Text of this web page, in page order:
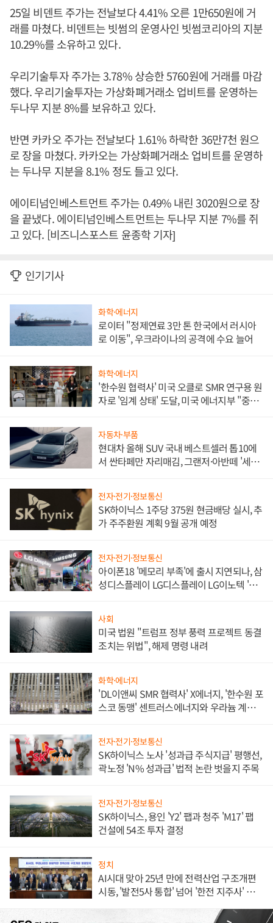
25일 비덴트 주가는 전날보다 4.41% 오른 1만650원에 거
래를 마쳤다. 비덴트는 빗썸의 운영사인 빗썸코리아의 지분
10.29%를 소유하고 있다.
우리기술투자 주가는 3.78% 상승한 5760원에 거래를 마감
했다. 우리기술투자는 가상화폐거래소 업비트를 운영하는
두나무 지분 8%를 보유하고 있다.
반면 카카오 주가는 전날보다 1.61% 하락한 36만7천 원으
로 장을 마쳤다. 카카오는 가상화폐거래소 업비트를 운영하
는 두나무 지분을 8.1% 정도 들고 있다.
에이티넘인베스트먼트 주가는 0.49% 내린 3020원으로 장
을 끝냈다. 에이티넘인베스트먼트는 두나무 지분 7%를 쥐
고 있다. [비즈니스포스트 윤종학 기자]
인기기사
화학·에너지
로이터 "정제연료 3만 톤 한국에서 러시아
로 이동", 우크라이나의 공격에 수요 늘어
화학·에너지
'한수원 협력사' 미국 오클로 SMR 연구용 원
자로 '임계 상태' 도달, 미국 에너지부 "중요
자동차·부품
현대차 올해 SUV 국내 베스트셀러 톱10에
서 싼타페만 자리매김, 그랜저·아반떼 '세단
전자·전기·정보통신
SK하이닉스 1주당 375원 현금배당 실시, 추
가 주주환원 계획 9월 공개 예정
전자·전기·정보통신
아이폰18 '메모리 부족'에 출시 지연되나, 삼
성디스플레이 LG디스플레이 LG이노텍 '탈
사회
미국 법원 "트럼프 정부 풍력 프로젝트 동결
조치는 위법", 해제 명령 내려
화학·에너지
'DL이앤씨 SMR 협력사' X에너지, '한수원 포
스코 동맹' 센트러스에너지와 우라늄 계약
전자·전기·정보통신
SK하이닉스 노사 '성과급 주식지급' 평행선,
곽노정 'N% 성과급' 법적 논란 벗을지 주목
전자·전기·정보통신
SK하이닉스, 용인 'Y2' 팹과 청주 'M17' 팹
건설에 54조 투자 결정
정치
AI시대 맞아 25년 만에 전력산업 구조개편
시동, '발전5사 통합' 넘어 '한전 지주사' 재편